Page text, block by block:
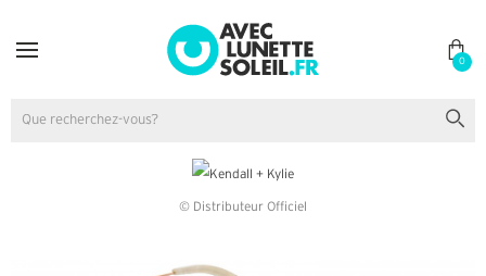
0
© Distributeur Officiel